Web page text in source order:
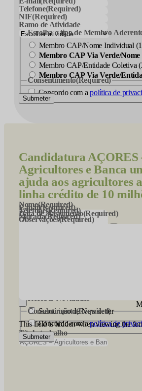
Telefone(Required)
NIF(Required)
Ramo de Atividade
Escolha o tipo de Membro
Membro CAP/Nome Individual
Membro CAP Via Verde/
Membro CAP/Entidade Coletiva
Membro CAP Via Verde/
Consentimento(Required)
Concordo com apolítica de
Submeter
Candidatura AÇORES
Agricultores e Banca
ajuda aos agricultores
linha crédito de 10
Nome(Required)
E-mail(Required)
Telefone(Required)
Data de Nascimento(Required)
Morada(Required)
Observações(Required)
Subscrição de Newsletter
Consentimento(Required)
Concordo com apolítica de
This field is hidden when viewing the
Título trabalho
Submeter